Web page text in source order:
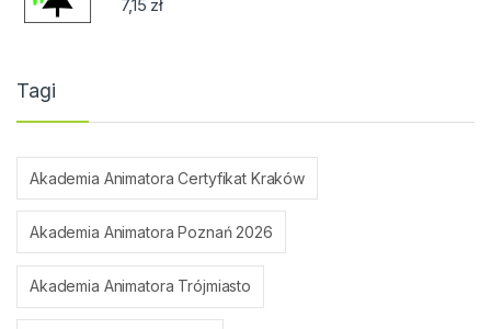
7,15 zł
Tagi
Akademia Animatora Certyfikat Kraków
Akademia Animatora Poznań 2026
Akademia Animatora Trójmiasto